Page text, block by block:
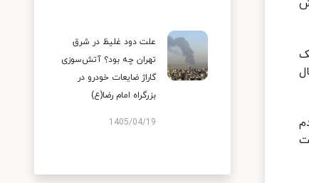
علت دود غلیظ در شرق
تهران چه بود؟ آتش‌سوزی
گاراژ ضایعات خودرو در
بزرگراه امام رضا(ع)
1405/04/19